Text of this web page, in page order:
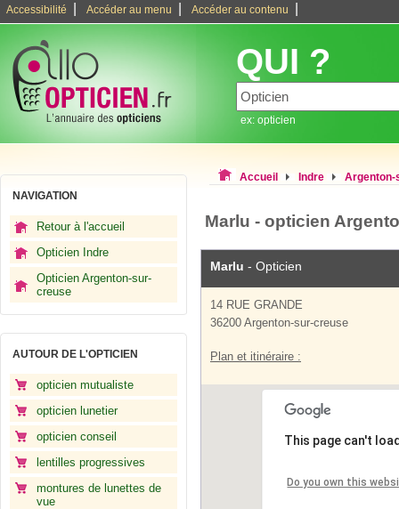
Accessibilité Accéder au menu Accéder au contenu
QUI ?
ex: opticien
NAVIGATION
Retour à l'accueil
Opticien Indre
Opticien Argenton-sur-
creuse
AUTOUR DE L'OPTICIEN
opticien mutualiste
opticien lunetier
opticien conseil
lentilles progressives
montures de lunettes de
vue
Accueil Indre
Marlu - opticien
Marlu - Opticien
14 RUE GRANDE
36200 Argenton-sur-creuse
Plan et itinéraire :
This page can't
Do you own this